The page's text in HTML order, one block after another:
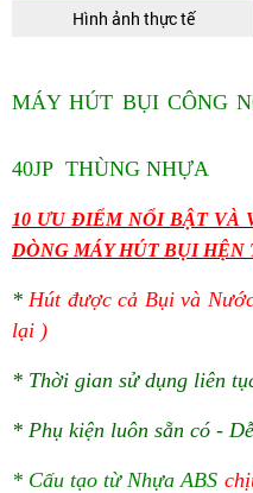
Hình ảnh thực tế
MÁY HÚT BỤI CÔNG
40JP THÙNG NHỰA
10 ƯU ĐIỂM NỔI BẬT VÀ
DÒNG MÁY HÚT BỤI HỆN
* Hút được cả Bụi và
lại )
* Thời gian sử dụng liên
* Phụ kiện luôn sẵn có -
* Cấu tạo từ Nhựa ABS